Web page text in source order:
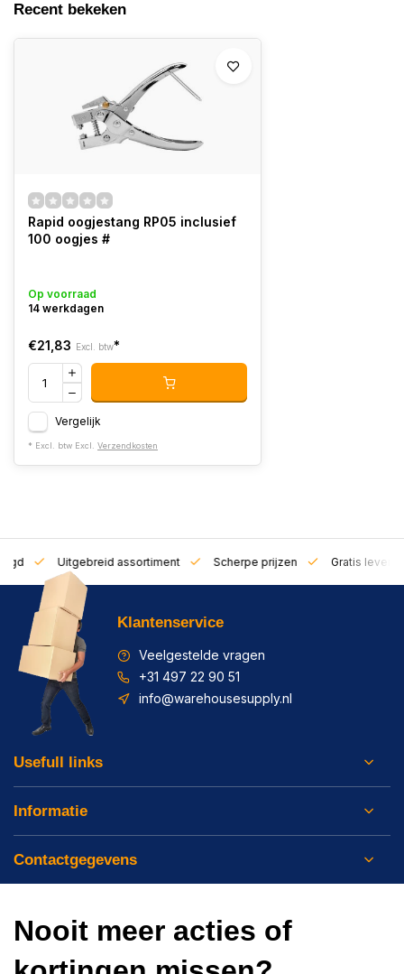
Recent bekeken
Rapid oogjestang RP05 inclusief
100 oogjes #
Op voorraad
14 werkdagen
€21,83 Excl. btw*
Vergelijk
* Excl. btw Excl. Verzendkosten
Uitgebreid assortiment Scherpe prijzen Gratis
Klantenservice
Veelgestelde vragen
+31 497 22 90 51
info@warehousesupply.nl
Usefull links
Informatie
Contactgegevens
Nooit meer acties of